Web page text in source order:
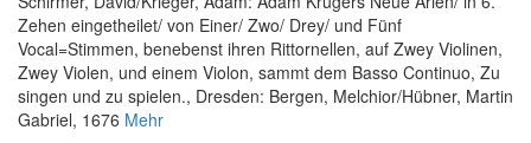
Zehen eingetheilet/ von Einer/ Zwo/ Drey/ und Fünf
Vocal=Stimmen, benebenst ihren Rittornellen, auf Zwey Violinen,
Zwey Violen, und einem Violon, sammt dem Basso Continuo, Zu
singen und zu spielen., Dresden: Bergen, Melchior/Hübner, Martin
Gabriel, 1676 Mehr